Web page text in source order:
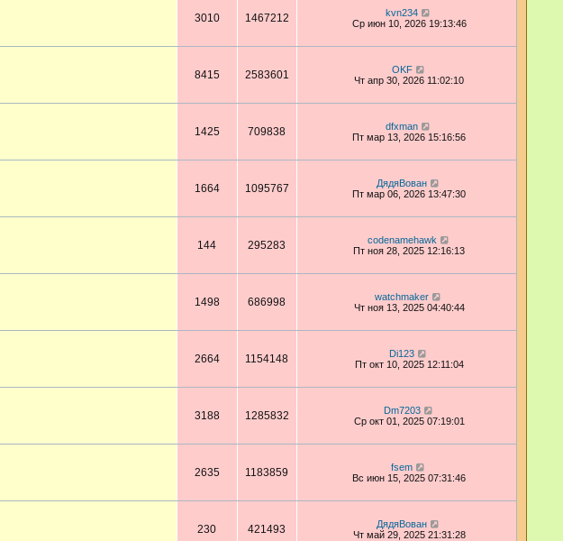
3010 1467212
kvn234
Ср июн 10, 2026 19:13:46
8415 2583601
OKF
Чт апр 30, 2026 11:02:10
1425 709838
dfxman
Пт мар 13, 2026 15:16:56
1664 1095767
ДядяВован
Пт мар 06, 2026 13:47:30
144 295283
codenamehawk
Пт ноя 28, 2025 12:16:13
1498 686998
watchmaker
Чт ноя 13, 2025 04:40:44
2664 1154148
Di123
Пт окт 10, 2025 12:11:04
3188 1285832
Dm7203
Ср окт 01, 2025 07:19:01
2635 1183859
fsem
Вс июн 15, 2025 07:31:46
230 421493
ДядяВован
Чт май 29, 2025 21:31:28